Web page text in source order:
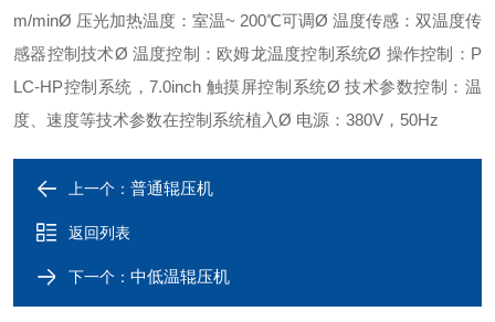
m/minØ 压光加热温度：室温~ 200℃可调Ø 温度传感：双温度传
感器控制技术Ø 温度控制：欧姆龙温度控制系统Ø 操作控制：P
LC-HP控制系统，7.0inch 触摸屏控制系统Ø 技术参数控制：温
度、速度等技术参数在控制系统植入Ø 电源：380V，50Hz
上一个： 普通辊压机
返回列表
下一个： 中低温辊压机